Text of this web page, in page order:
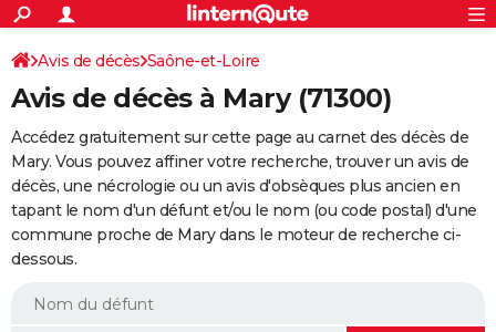
ACTUALITÉS
Politique
Société
Faits Divers
Education
Monde
Villes
+
SPORT
Coupe du monde 2026
Football
Tennis
Cyclisme
Rugby
Forum
Programme TV
TNTStreaming
Cinéma
Sorties cinéma
Musique
+
FINANCE
Retraite
Epargne
Immobilier
Risques naturels par ville
Assurance
AUTO
Essais
Réserver un essai
Citadines
Berlines
SUV
Forum auto
+
HIGH-TECH
BRICOLAGE
S'inscrire
Connexion
Avis de décès Saône-et-Loire
Avis de décès à Mary (71300)
Accédez gratuitement sur cette page au carnet des décès de
Mary. Vous pouvez affiner votre recherche, trouver un avis de
décès, une nécrologie ou un avis d'obsèques plus ancien en
tapant le nom d'un défunt et/ou le nom (ou code postal) d'une
commune proche de Mary dans le moteur de recherche ci-
dessous.